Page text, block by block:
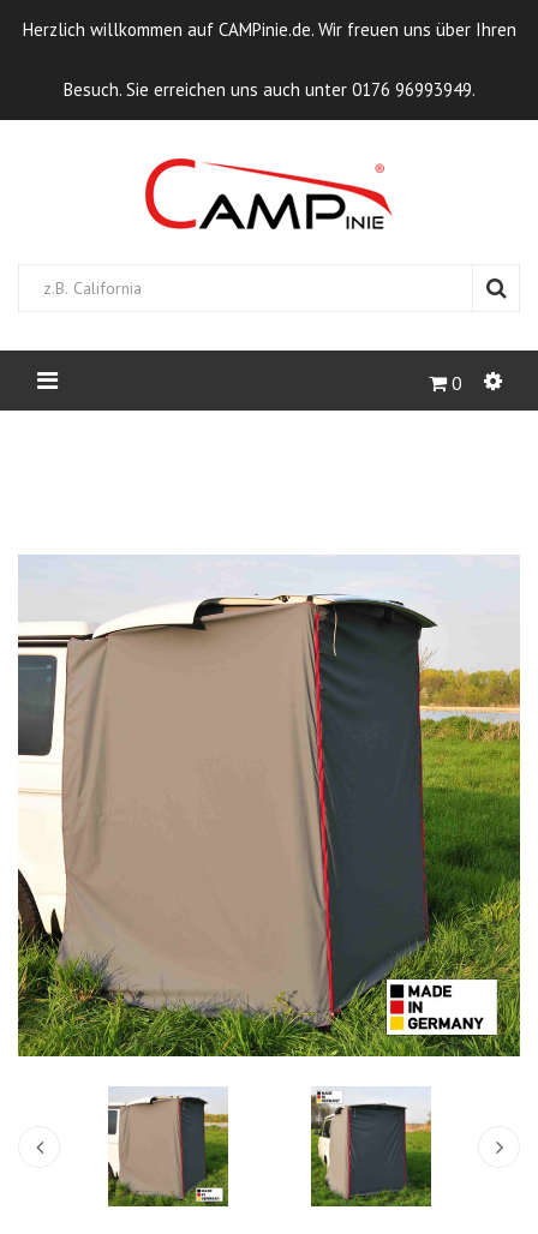
Herzlich willkommen auf CAMPinie.de. Wir freuen uns über Ihren
Besuch. Sie erreichen uns auch unter 0176 96993949.
0